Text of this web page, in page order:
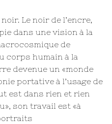
Le noir de l’encre,
dans une vision à la
de
corps humain à la
devenue un «monde
portative à l’usage de
est dans rien et rien
son travail est «à